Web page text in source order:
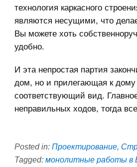
технология каркасного
являются несущими, что
Вы можете хоть
удобно.
И эта непростая партия
дом, но и прилегающая к дому
соответствующий вид.
неправильных ходов, тогда
Posted in: Проектирование,
Tagged: монолитные работы в